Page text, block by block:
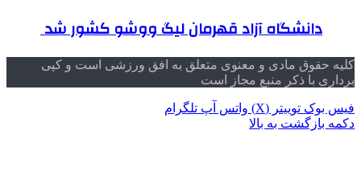
دانشگاه آزاد قهرمان لیگ ووشو کشور شد
کلیه حقوق مادی و معنوی متعلق به افق ورزشی است و کپی
برداری با ذکر منبع مجاز است
فیس بوک توییتر (X) واتس آپ تلگرام
دکمه بازگشت به بالا